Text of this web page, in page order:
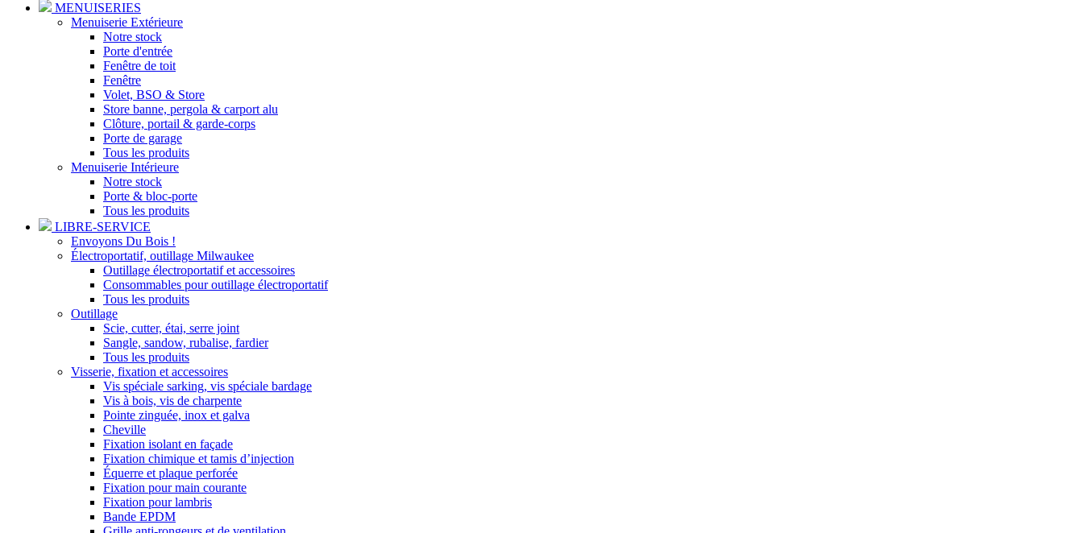
MENUISERIES
Menuiserie Extérieure
Notre stock
Porte d'entrée
Fenêtre de toit
Fenêtre
Volet, BSO & Store
Store banne, pergola & carport alu
Clôture, portail & garde-corps
Porte de garage
Tous les produits
Menuiserie Intérieure
Notre stock
Porte & bloc-porte
Tous les produits
LIBRE-SERVICE
Envoyons Du Bois !
Électroportatif, outillage Milwaukee
Outillage électroportatif et accessoires
Consommables pour outillage électroportatif
Tous les produits
Outillage
Scie, cutter, étai, serre joint
Sangle, sandow, rubalise, fardier
Tous les produits
Visserie, fixation et accessoires
Vis spéciale sarking, vis spéciale bardage
Vis à bois, vis de charpente
Pointe zinguée, inox et galva
Cheville
Fixation isolant en façade
Fixation chimique et tamis d’injection
Équerre et plaque perforée
Fixation pour main courante
Fixation pour lambris
Bande EPDM